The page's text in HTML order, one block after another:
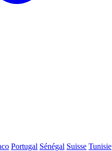
Portugal Sénégal Suisse Tunisie